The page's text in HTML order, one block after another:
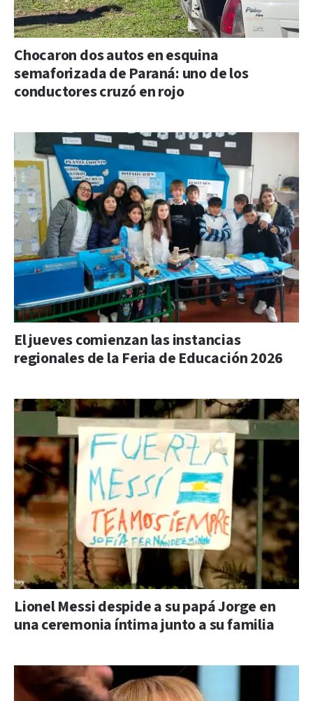
Chocaron dos autos en esquina
semaforizada de Paraná: uno de los
conductores cruzó en rojo
El jueves comienzan las instancias
regionales de la Feria de Educación 2026
Lionel Messi despide a su papá Jorge en
una ceremonia íntima junto a su familia